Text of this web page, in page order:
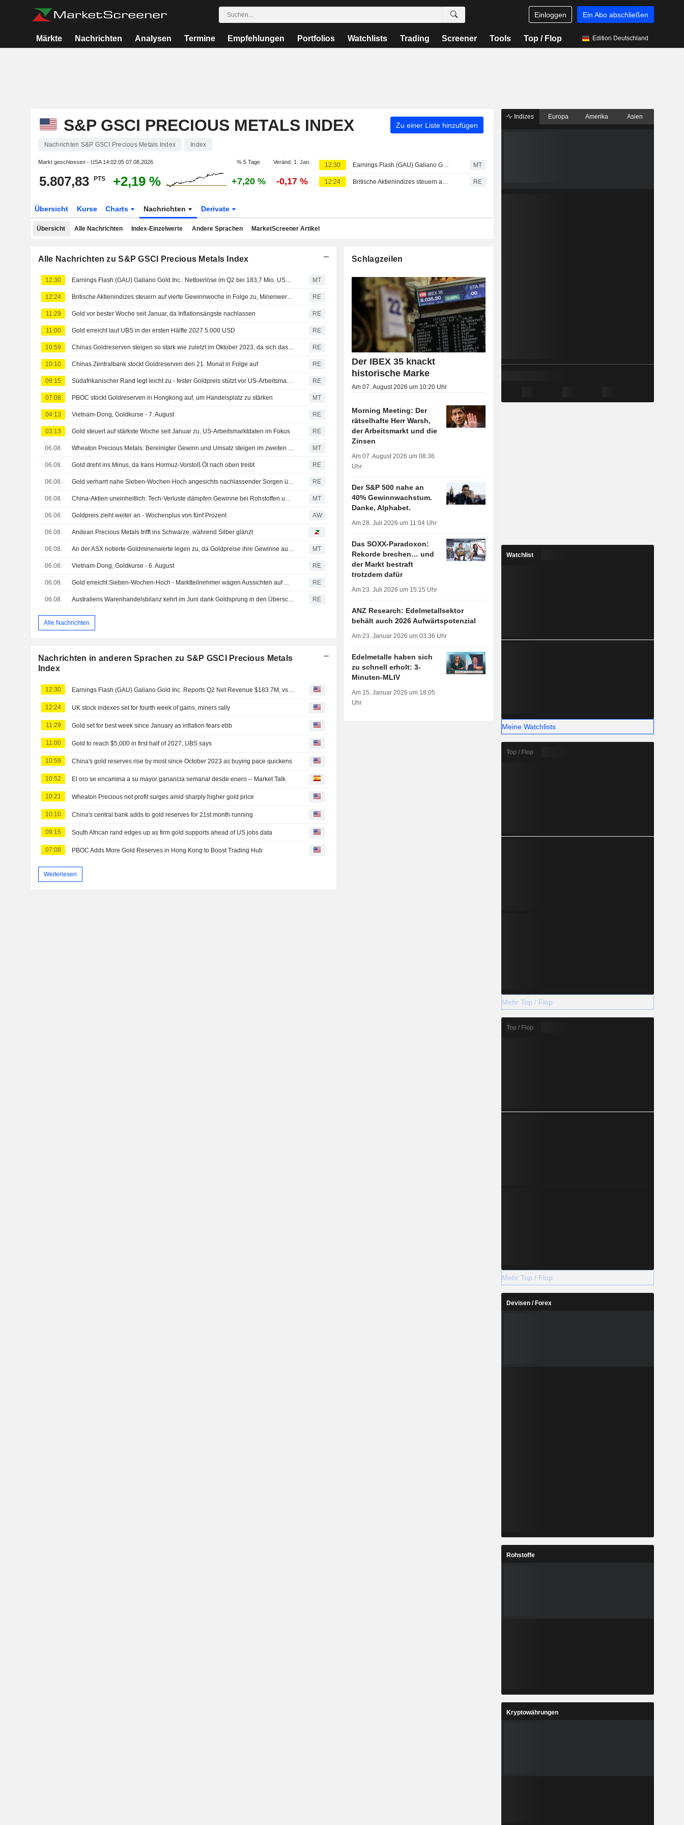
Einloggen Ein Abo abschließen
Märkte Nachrichten Analysen Termine Empfehlungen Portfolios Watchlists Trading Screener Tools Top / Flop Edition Deutschland
S&P GSCI PRECIOUS METALS INDEX Zu einer Liste hinzufügen
Nachrichten S&P GSCI Precious Metals Index Index
Markt geschlossen - USA 14:02:05 07.08.2026 % 5 Tage Veränd. 1. Jan.
5.807,83 PTS +2,19 % +7,20 % -0,17 %
12:30 Earnings Flash (GAU) Galiano Gold Inc.: Nettoerlöse im Q2 bei 183,7 Mio. USD, FactSet-Schätzung 151,8 Mio. USD MT
12:24 Britische Aktienindizes steuern auf vierte Gewinnwoche in Folge zu, Minenwerte ziehen an RE
Übersicht Kurse Charts Nachrichten Derivate
Übersicht Alle Nachrichten Index-Einzelwerte Andere Sprachen MarketScreener Artikel
Alle Nachrichten zu S&P GSCI Precious Metals Index
12:30 Earnings Flash (GAU) Galiano Gold Inc.: Nettoerlöse im Q2 bei 183,7 Mio. USD, FactSet-Schätzung 151,8 Mio. USD MT
12:24 Britische Aktienindizes steuern auf vierte Gewinnwoche in Folge zu, Minenwerte ziehen an RE
11:29 Gold vor bester Woche seit Januar, da Inflationsängste nachlassen RE
11:00 Gold erreicht laut UBS in der ersten Hälfte 2027 5.000 USD RE
10:59 Chinas Goldreserven steigen so stark wie zuletzt im Oktober 2023, da sich das Kauftempo beschleunigt RE
10:10 Chinas Zentralbank stockt Goldreserven den 21. Monat in Folge auf RE
09:15 Südafrikanischer Rand legt leicht zu - fester Goldpreis stützt vor US-Arbeitsmarktdaten RE
07:08 PBOC stockt Goldreserven in Hongkong auf, um Handelsplatz zu stärken MT
04:13 Vietnam-Dong, Goldkurse - 7. August RE
03:13 Gold steuert auf stärkste Woche seit Januar zu, US-Arbeitsmarktdaten im Fokus RE
06.08. Wheaton Precious Metals: Bereinigter Gewinn und Umsatz steigen im zweiten Quartal MT
06.08. Gold dreht ins Minus, da Irans Hormuz-Vorstoß Öl nach oben treibt RE
06.08. Gold verharrt nahe Sieben-Wochen-Hoch angesichts nachlassender Sorgen über Zinserhöhungen RE
06.08. China-Aktien uneinheitlich: Tech-Verluste dämpfen Gewinne bei Rohstoffen und Gold; Fuji-Ta Bicycle springt um 115% MT
06.08. Goldpreis zieht weiter an - Wochenplus von fünf Prozent AW
06.08. Andean Precious Metals trifft ins Schwarze, während Silber glänzt
06.08. An der ASX notierte Goldminenwerte legen zu, da Goldpreise ihre Gewinne ausbauen MT
06.08. Vietnam-Dong, Goldkurse - 6. August RE
06.08. Gold erreicht Sieben-Wochen-Hoch - Marktteilnehmer wägen Aussichten auf Wiederöffnung der Straße von Hormus ab RE
06.08. Australiens Warenhandelsbilanz kehrt im Juni dank Goldsprung in den Überschuss zurück RE
Alle Nachrichten
Nachrichten in anderen Sprachen zu S&P GSCI Precious Metals
Index
12:30 Earnings Flash (GAU) Galiano Gold Inc. Reports Q2 Net Revenue $183.7M, vs. FactSet Est of $151.8M
12:24 UK stock indexes set for fourth week of gains, miners rally
11:29 Gold set for best week since January as inflation fears ebb
11:00 Gold to reach $5,000 in first half of 2027, UBS says
10:59 China's gold reserves rise by most since October 2023 as buying pace quickens
10:52 El oro se encamina a su mayor ganancia semanal desde enero -- Market Talk
10:21 Wheaton Precious net profit surges amid sharply higher gold price
10:10 China's central bank adds to gold reserves for 21st month running
09:15 South African rand edges up as firm gold supports ahead of US jobs data
07:08 PBOC Adds More Gold Reserves in Hong Kong to Boost Trading Hub
Weiterlesen
Schlagzeilen
Der IBEX 35 knackt
historische Marke
Am 07. August 2026 um 10:20 Uhr
Morning Meeting: Der
rätselhafte Herr Warsh,
der Arbeitsmarkt und die
Zinsen
Am 07. August 2026 um 08:36
Uhr
Der S&P 500 nahe an
40% Gewinnwachstum.
Danke, Alphabet.
Am 28. Juli 2026 um 11:04 Uhr
Das SOXX-Paradoxon:
Rekorde brechen… und
der Markt bestraft
trotzdem dafür
Am 23. Juli 2026 um 15:15 Uhr
ANZ Research: Edelmetallsektor
behält auch 2026 Aufwärtspotenzial
Am 23. Januar 2026 um 03:36 Uhr
Edelmetalle haben sich
zu schnell erholt: 3-
Minuten-MLIV
Am 15. Januar 2026 um 18:05
Uhr
Indizes Europa Amerika Asien
Watchlist
Meine Watchlists
Top / Flop
Mehr Top / Flop
Top / Flop
Mehr Top / Flop
Devisen / Forex
Rohstoffe
Kryptowährungen